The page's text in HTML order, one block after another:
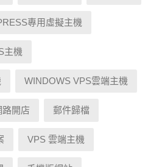
專用虛擬主機
主機
WINDOWS VPS雲端主機
路開店 郵件歸檔
VPS 雲端主機